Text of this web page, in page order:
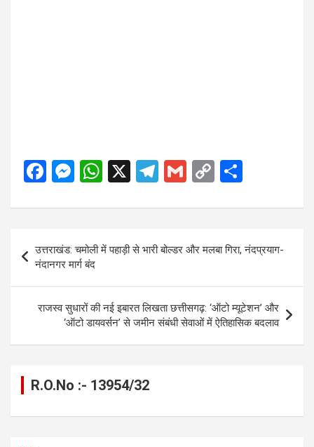
F
ce
o
o
k
M
se
n
g
er
W
at
s
A
p
p
X
T
e
gr
a
m
G
ail
C
py
Li
n
k
ar
e
navigation
उत्तराखंड: चमोली में पहाड़ी से भारी बोल्डर और मलबा गिरा, नंदप्रयाग-
नंदानगर मार्ग बंद
राजस्व सुधारों की नई इबारत लिखता छत्तीसगढ़: ‘ऑटो म्यूटेशन’ और
‘ऑटो डायवर्सन’ से जमीन संबंधी सेवाओं में ऐतिहासिक बदलाव
R.O.No :- 13954/32